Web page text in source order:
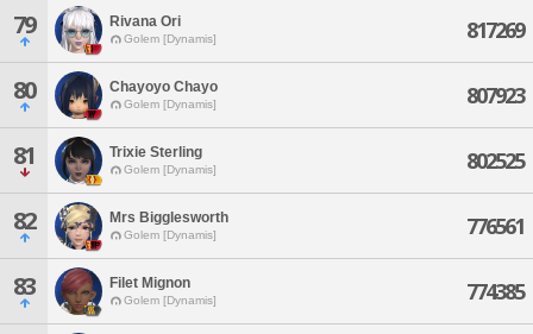
79 Rivana Ori
Golem [Dynamis] 817269
80 Chayoyo Chayo
Golem [Dynamis] 807923
81 Trixie Sterling
Golem [Dynamis] 802525
82 Mrs Bigglesworth
Golem [Dynamis] 776561
83 Filet Mignon
Golem [Dynamis] 774385